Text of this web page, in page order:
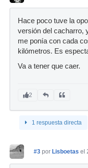
Hace poco tuve la
versión del cacharro,
me ponía con cada
kilómetros. Es
Va a tener que caer.
2
1 respuesta directa
#3 por Lisboetas el